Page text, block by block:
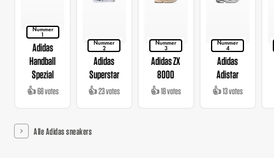
Nummer
1
Adidas
Handball
Spezial
👍 68 votes
Nummer
2
Adidas
Superstar
👍 23 votes
Nummer
3
Adidas ZX
8000
👍 18 votes
Nummer
4
Adidas
Adistar
👍 13 votes
Alle Adidas sneakers